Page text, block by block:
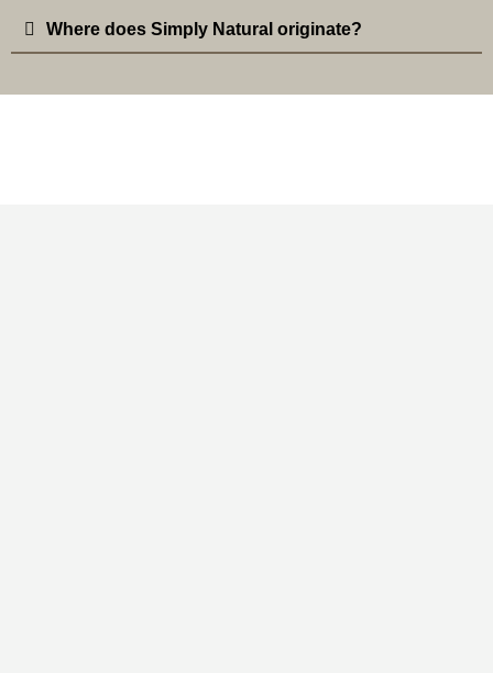
Where does Simply Natural originate?